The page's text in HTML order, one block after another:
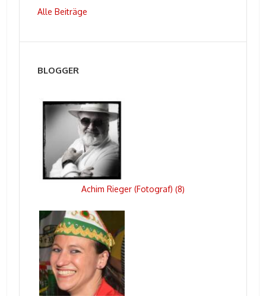
Alle Beiträge
BLOGGER
Achim Rieger (Fotograf) (8)